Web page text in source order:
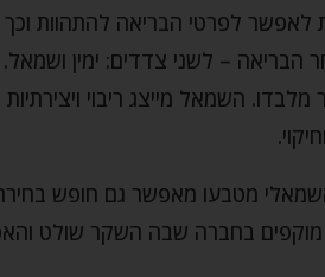
לפרטי הבריאה להתהוות
הבריאה – לשני צדדים: ימין ושמאל.
השמאל מייצג ריבוי
מטבעו מאפשר גם חופש
בחברה שבה השקר שולט